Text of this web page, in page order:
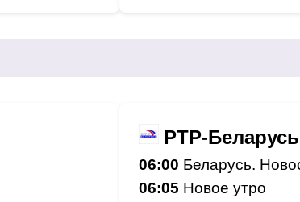
РТР-Беларусь
06:00 Беларусь.
06:05 Новое утро